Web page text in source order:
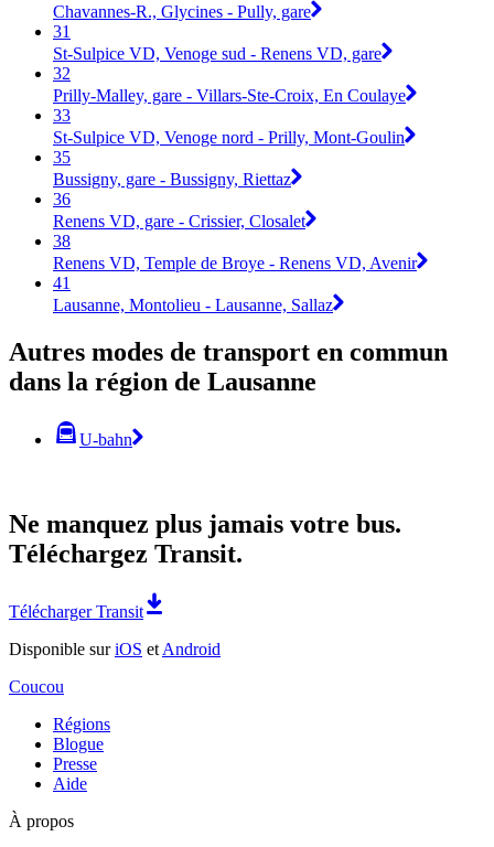
Chavannes-R., Glycines - Pully, gare
31
St-Sulpice VD, Venoge sud - Renens VD, gare
32
Prilly-Malley, gare - Villars-Ste-Croix, En Coulaye
33
St-Sulpice VD, Venoge nord - Prilly, Mont-Goulin
35
Bussigny, gare - Bussigny, Riettaz
36
Renens VD, gare - Crissier, Closalet
38
Renens VD, Temple de Broye - Renens VD, Avenir
41
Lausanne, Montolieu - Lausanne, Sallaz
Autres modes de transport en commun
dans la région de Lausanne
U-bahn
Ne manquez plus jamais votre bus.
Téléchargez Transit.
Télécharger Transit
Disponible suriOS et Android
Coucou
Régions
Blogue
Presse
Aide
À propos